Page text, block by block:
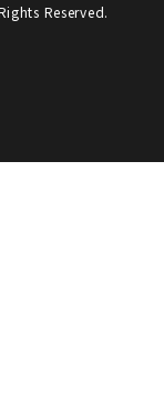
Reserved.